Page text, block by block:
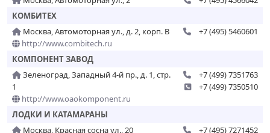
КОМБИТЕХ
Москва, Автомоторная ул., д. 2, корп. В
http://www.combitech.ru
+7 (495) 5460601
КОМПОНЕНТ ЗАВОД
Зеленоград, Западный 4-й пр., д. 1, стр.
1
http://www.oaokomponent.ru
+7 (499) 7351763
+7 (499) 7350510
ЛОДКИ И КАТАМАРАНЫ
Москва, Красная сосна ул., 20
+7 (495) 7271452